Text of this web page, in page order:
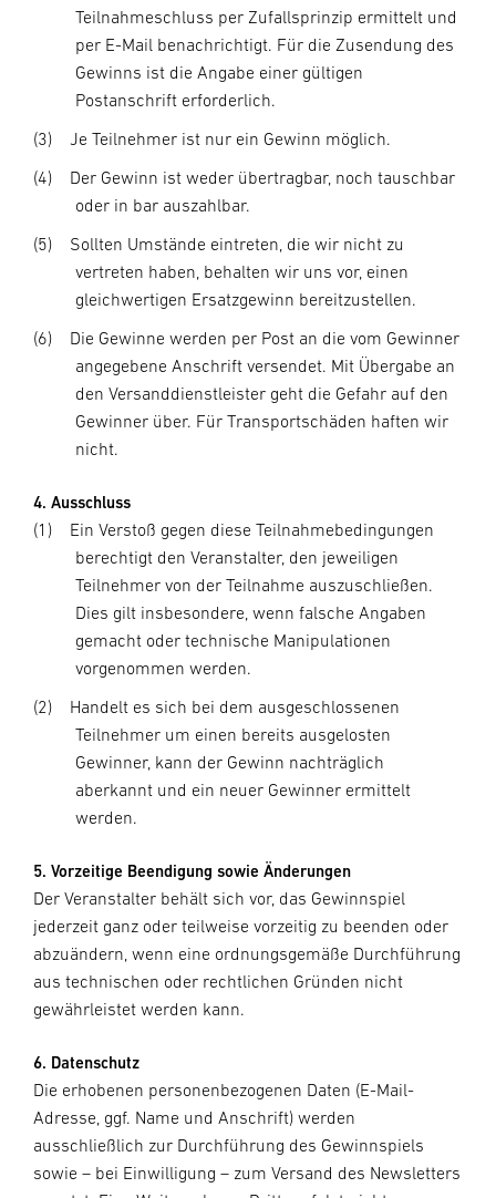
Teilnahmeschluss per Zufallsprinzip ermittelt und
per E-Mail benachrichtigt. Für die Zusendung des
Gewinns ist die Angabe einer gültigen
Postanschrift erforderlich.
(3)
Je Teilnehmer ist nur ein Gewinn möglich.
(4)
Der Gewinn ist weder übertragbar, noch tauschbar
oder in bar auszahlbar.
(5)
Sollten Umstände eintreten, die wir nicht zu
vertreten haben, behalten wir uns vor, einen
gleichwertigen Ersatzgewinn bereitzustellen.
(6)
Die Gewinne werden per Post an die vom Gewinner
angegebene Anschrift versendet. Mit Übergabe an
den Versanddienstleister geht die Gefahr auf den
Gewinner über. Für Transportschäden haften wir
nicht.
4. Ausschluss
(1)
Ein Verstoß gegen diese Teilnahmebedingungen
berechtigt den Veranstalter, den jeweiligen
Teilnehmer von der Teilnahme auszuschließen.
Dies gilt insbesondere, wenn falsche Angaben
gemacht oder technische Manipulationen
vorgenommen werden.
(2)
Handelt es sich bei dem ausgeschlossenen
Teilnehmer um einen bereits ausgelosten
Gewinner, kann der Gewinn nachträglich
aberkannt und ein neuer Gewinner ermittelt
werden.
5. Vorzeitige Beendigung sowie Änderungen
Der Veranstalter behält sich vor, das Gewinnspiel
jederzeit ganz oder teilweise vorzeitig zu beenden oder
abzuändern, wenn eine ordnungsgemäße Durchführung
aus technischen oder rechtlichen Gründen nicht
gewährleistet werden kann.
6. Datenschutz
Die erhobenen personenbezogenen Daten (E-Mail-
Adresse, ggf. Name und Anschrift) werden
ausschließlich zur Durchführung des Gewinnspiels
sowie – bei Einwilligung – zum Versand des Newsletters